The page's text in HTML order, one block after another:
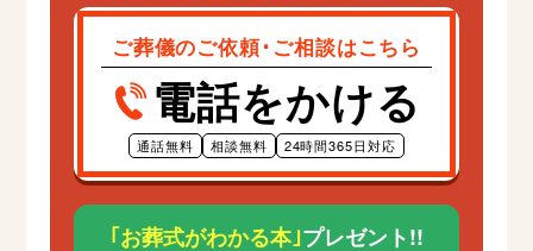
ご葬儀のご依頼･ご相談はこちら
電話をかける
通話無料 相談無料 24時間365日対応
｢お葬式がわかる本｣プレゼント!!